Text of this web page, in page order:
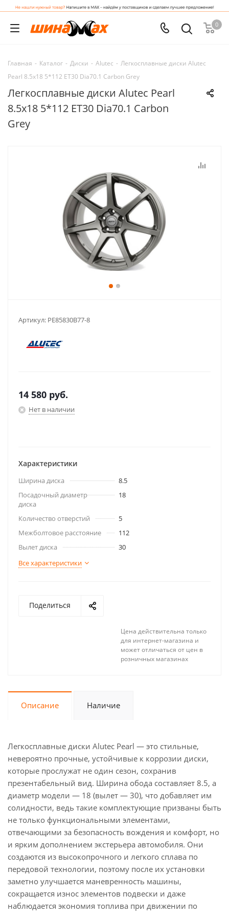
0
Главная - Каталог - Диски - Alutec - Легкосплавные диски Alutec
Pearl 8.5x18 5*112 ET30 Dia70.1 Carbon Grey
Легкосплавные диски Alutec Pearl
8.5x18 5*112 ET30 Dia70.1 Carbon
Grey
Артикул: PE85830B77-8
14 580 руб.
Нет в наличии
Характеристики
Ширина диска
8.5
Посадочный диаметр
диска
18
Количество отверстий
5
Межболтовое расстояние
112
Вылет диска
30
Все характеристики
Поделиться
Цена действительна только
для интернет-магазина и
может отличаться от цен в
розничных магазинах
Описание Наличие
Легкосплавные диски Alutec Pearl — это стильные,
невероятно прочные, устойчивые к коррозии диски,
которые прослужат не один сезон, сохранив
презентабельный вид. Ширина обода составляет 8.5, а
диаметр модели — 18 (вылет — 30), что добавляет им
солидности, ведь такие комплектующие призваны быть
не только функциональными элементами,
отвечающими за безопасность вождения и комфорт, но
и ярким дополнением экстерьера автомобиля. Они
создаются из высокопрочного и легкого сплава по
передовой технологии, поэтому после их установки
заметно улучшается маневренность машины,
сокращается износ элементов подвески и даже
наблюдается экономия топлива при движении по